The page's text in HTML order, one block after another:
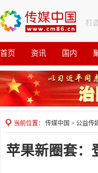
首页 资讯 国内
观察 公益
当前位置： 传媒中国 > 公益传
苹果新圈套